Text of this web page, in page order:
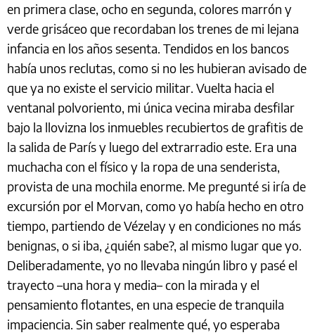
en primera clase, ocho en segunda, colores marrón y
verde grisáceo que recordaban los trenes de mi lejana
infancia en los años sesenta. Tendidos en los bancos
había unos reclutas, como si no les hubieran avisado de
que ya no existe el servicio militar. Vuelta hacia el
ventanal polvoriento, mi única vecina miraba desfilar
bajo la llovizna los inmuebles recubiertos de grafitis de
la salida de París y luego del extrarradio este. Era una
muchacha con el físico y la ropa de una senderista,
provista de una mochila enorme. Me pregunté si iría de
excursión por el Morvan, como yo había hecho en otro
tiempo, partiendo de Vézelay y en condiciones no más
benignas, o si iba, ¿quién sabe?, al mismo lugar que yo.
Deliberadamente, yo no llevaba ningún libro y pasé el
trayecto –una hora y media– con la mirada y el
pensamiento flotantes, en una especie de tranquila
impaciencia. Sin saber realmente qué, yo esperaba